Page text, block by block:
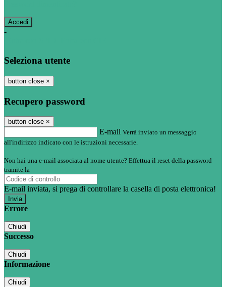
-
Seleziona utente
button close ×
Recupero password
button close ×
E-mail Verrà inviato un messaggio
all'indirizzo indicato con le istruzioni necessarie.
Non hai una e-mail associata al nome utente? Effettua il reset della password
tramite la
E-mail inviata, si prega di controllare la casella di posta elettronica!
Errore
Chiudi
Successo
Chiudi
Informazione
Chiudi